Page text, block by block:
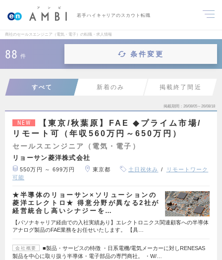
若手ハイキャリアのスカウト転職
商社のセールスエンジニア（電気・電子）の転職・求人情報
88 件 条件変更
すべて 新着のみ 掲載終了間近
掲載期間 26/08/05～26/08/18
NEW
【東京/秋葉原】FAE ◆プライム市場/
リモート可（年収560万円～650万円）
セールスエンジニア（電気・電子）
リョーサン菱洋株式会社
550万円 ～ 699万円 東京都 土日祝休み
リモートワーク
可能
★半導体のリョーサン×ソリューションの
菱洋エレクトロ★ 得意分野が異なる2社が
経営統合し高いシナジーを…
【パソナキャリア経由での入社実績あり】エレクトロニクス関連顧客への半導体
アナログ製品のFAE業務をお任せいたします。 【具…
会社概要
■製品・サービスの特徴 ・日系電機/電気メーカーに対しRENESAS
製品を中心に取り扱う半導体・電子部品の専門商社。 ・W/…